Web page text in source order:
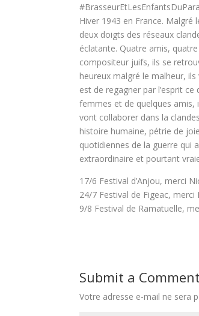
Hiver 1943 en France.
deux doigts des réseaux
éclatante. Quatre amis,
compositeur juifs, ils se
heureux malgré le malheur,
est de regagner par l’esprit
femmes et de quelques amis,
vont collaborer dans la
histoire humaine, pétrie de
quotidiennes de la guerre qui
extraordinaire et pourtant
17/6 Festival d’Anjou, merci
24/7 Festival de Figeac, merci
9/8 Festival de Ramatuelle,
Submit a Comment
Votre adresse e-mail ne sera